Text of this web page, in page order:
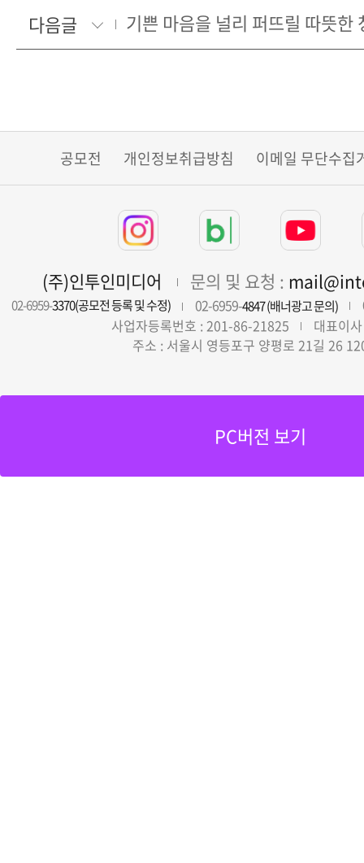
다음글 기쁜 마음을 널리 퍼뜨릴 따뜻한
공모전 개인정보취급방침 이메일 무단수집
(주)인투인미디어 문의 및 요청 :
02-6959-3370(공모전 등록 및 수정) 02-6959-4847 (배너광고 문의)
사업자등록번호 : 201-86-21825
대표이
주소 : 서울시 영등포구 양평로 21길 26
PC버전 보기